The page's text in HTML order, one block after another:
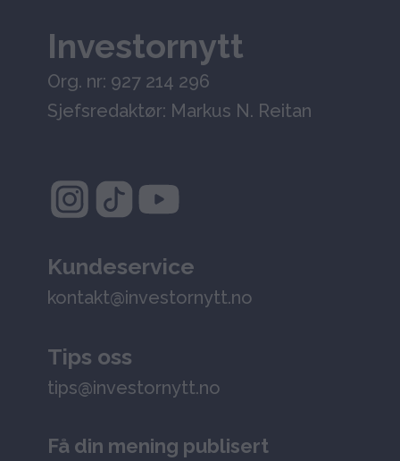
Investornytt
Org. nr: 927 214 296
Sjefsredaktør: Markus N. Reitan
Kundeservice
kontakt@investornytt.no
Tips oss
tips@investornytt.no
Få din mening publisert